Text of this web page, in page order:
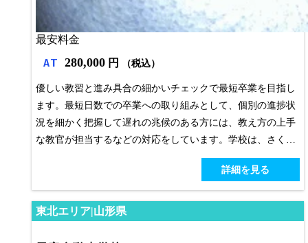
最安料金
AT 280,000 円 （税込）
優しい教習と進み具合の細かいチェックで最短卒業を目指し
ます。最短日数での卒業への取り組みとして、個別の進捗状
況を細かく把握して遅れの兆候のある方には、教え方の上手
な教官が担当するなどの対応をしています。学校は、さくら
んぼ東根駅まで歩いてもすぐ。近くにコンビニやイオンもあ
り、ファーストフードなども豊富。ドラッグや家電、ユニク
ロなどなど合宿には便利な環境です。
詳細を見る
東北エリア|山形県